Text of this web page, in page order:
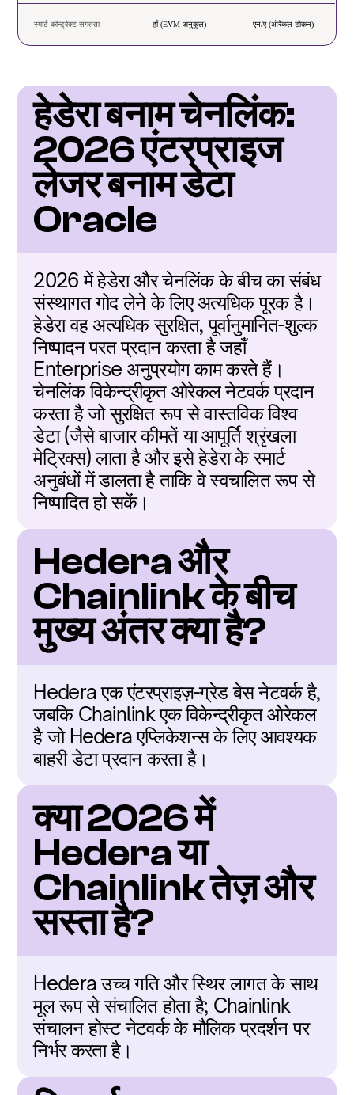
स्मार्ट कॉन्ट्रैक्ट संगतता हाँ (EVM अनुकूल) एन/ए (ओरैकल टोकन)
हेडेरा बनाम चेनलिंक:
2026 एंटरप्राइज
लेजर बनाम डेटा
Oracle
2026 में हेडेरा और चेनलिंक के बीच का संबंध
संस्थागत गोद लेने के लिए अत्यधिक पूरक है।
हेडेरा वह अत्यधिक सुरक्षित, पूर्वानुमानित-शुल्क
निष्पादन परत प्रदान करता है जहाँ
Enterprise अनुप्रयोग काम करते हैं।
चेनलिंक विकेन्द्रीकृत ओरेकल नेटवर्क प्रदान
करता है जो सुरक्षित रूप से वास्तविक विश्व
डेटा (जैसे बाजार कीमतें या आपूर्ति श्रृंखला
मेट्रिक्स) लाता है और इसे हेडेरा के स्मार्ट
अनुबंधों में डालता है ताकि वे स्वचालित रूप से
निष्पादित हो सकें।
Hedera और
Chainlink के बीच
मुख्य अंतर क्या है?
Hedera एक एंटरप्राइज़-ग्रेड बेस नेटवर्क है,
जबकि Chainlink एक विकेन्द्रीकृत ओरेकल
है जो Hedera एप्लिकेशन्स के लिए आवश्यक
बाहरी डेटा प्रदान करता है।
क्या 2026 में
Hedera या
Chainlink तेज़ और
सस्ता है?
Hedera उच्च गति और स्थिर लागत के साथ
मूल रूप से संचालित होता है; Chainlink
संचालन होस्ट नेटवर्क के मौलिक प्रदर्शन पर
निर्भर करता है।